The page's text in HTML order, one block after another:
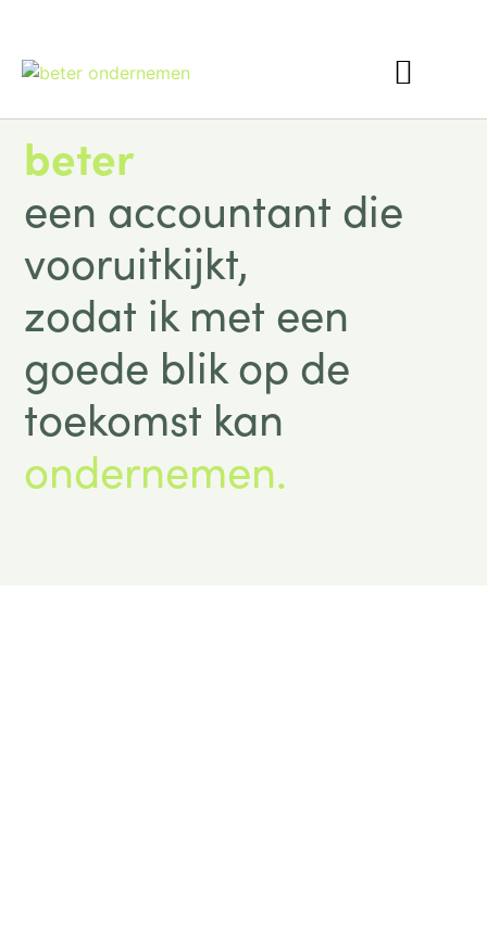
beter
een accountant die
vooruitkijkt,
zodat ik met een
goede blik op de
toekomst kan
ondernemen.